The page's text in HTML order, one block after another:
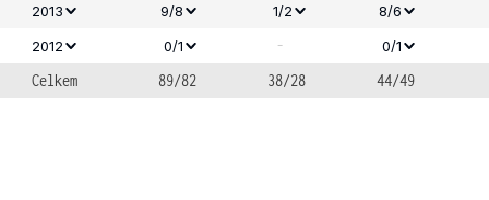
2013
9/8 1/2
8/6
2012
0/1 - 0/1
Celkem 89/82 38/28 44/49